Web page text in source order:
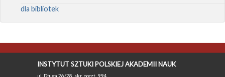
dla bibliotek
INSTYTUT SZTUKI POLSKIEJ AKADEMII NAUK
ul. Długa 26/28, skr. poczt. 994,